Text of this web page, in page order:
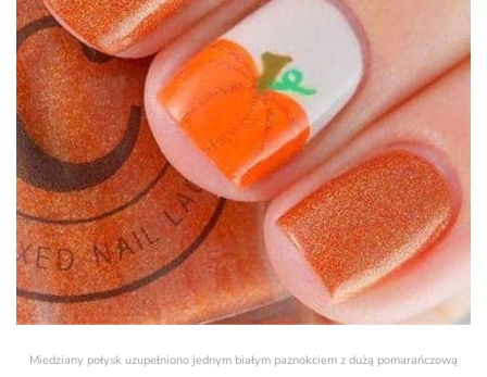
Miedziany połysk uzupełniono jednym białym paznokciem z dużą pomarańczową